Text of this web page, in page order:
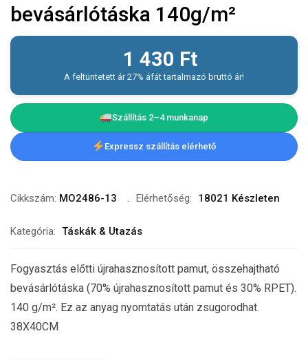
bevásárlótáska 140g/m²
1 430 Ft
A feltüntetett ár 27% áfát tartalmazó bruttó ár!
Szállítás 2–4 munkanap
Expressz szállítás elérhető
Cikkszám: MO2486-13 Elérhetőség: 18021 Készleten
Kategória: Táskák & Utazás
Fogyasztás előtti újrahasznosított pamut, összehajtható
bevásárlótáska (70% újrahasznosított pamut és 30% RPET).
140 g/m². Ez az anyag nyomtatás után zsugorodhat.
38X40CM